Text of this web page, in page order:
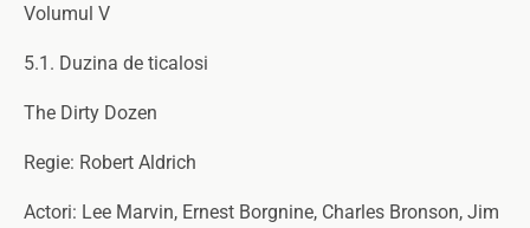
Volumul V
5.1. Duzina de ticalosi
The Dirty Dozen
Regie: Robert Aldrich
Actori: Lee Marvin, Ernest Borgnine, Charles Bronson, Jim